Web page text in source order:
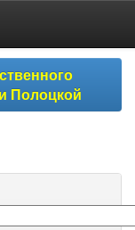
Полоцкой